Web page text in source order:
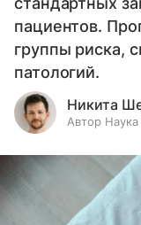
пациентов.
группы риска,
патологий.
Никита
Автор Наука